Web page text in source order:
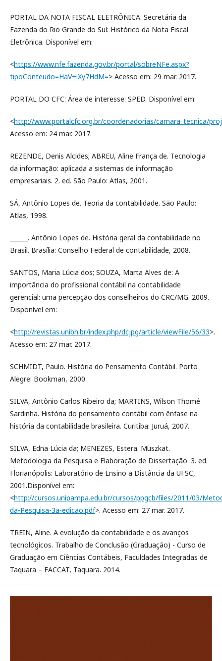
PORTAL DA NOTA FISCAL ELETRÔNICA. Secretária da
Fazenda do Rio Grande do Sul: Histórico da Nota Fiscal
Eletrônica. Disponível em:
<https://www.nfe.fazenda.gov.br/portal/sobreNFe.aspx?
tipoConteudo=HaV+iXy7HdM=> Acesso em: 29 mar. 2017.
PORTAL DO CFC: Área de interesse: SPED. Disponível em:
<http://www.portalcfc.org.br/coordenadorias/camara_tecnica/
Acesso em: 24 mar. 2017.
REZENDE, Denis Alcides; ABREU, Aline França de. Tecnologia
da informação: aplicada a sistemas de informação
empresariais. 2. ed. São Paulo: Atlas, 2001.
SÁ, Antônio Lopes de. Teoria da contabilidade. São Paulo:
Atlas, 1998.
______. Antônio Lopes de. História geral da contabilidade no
Brasil. Brasília: Conselho Federal de contabilidade, 2008.
SANTOS, Maria Lúcia dos; SOUZA, Marta Alves de: A
importância do profissional contábil na contabilidade
gerencial: uma percepção dos conselheiros do CRC/MG. 2009.
Disponível em:
<http://revistas.unibh.br/index.php/dcjpg/article/viewFile/56/33>.
Acesso em: 27 mar. 2017.
SCHMIDT, Paulo. História do Pensamento Contábil. Porto
Alegre: Bookman, 2000.
SILVA, Antônio Carlos Ribeiro da; MARTINS, Wilson Thomé
Sardinha. História do pensamento contábil com ênfase na
história da contabilidade brasileira. Curitiba: Juruá, 2007.
SILVA, Edna Lúcia da; MENEZES, Estera. Muszkat.
Metodologia da Pesquisa e Elaboração de Dissertação. 3. ed.
Florianópolis: Laboratório de Ensino a Distância da UFSC,
2001.Disponível em:
<http://cursos.unipampa.edu.br/cursos/ppgcb/files/2011/03/
da-Pesquisa-3a-edicao.pdf>. Acesso em: 27 mar. 2017.
TREIN, Aline. A evolução da contabilidade e os avanços
tecnológicos. Trabalho de Conclusão (Graduação) - Curso de
Graduação em Ciências Contábeis, Faculdades Integradas de
Taquara – FACCAT, Taquara. 2014.